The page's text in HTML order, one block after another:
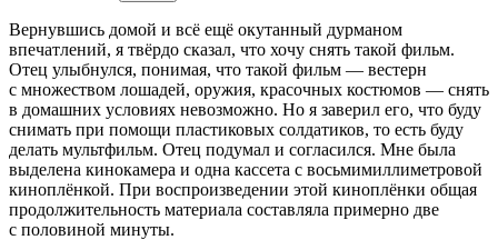
Вернувшись домой и всё ещё окутанный дурманом
впечатлений, я твёрдо сказал, что хочу снять такой фильм.
Отец улыбнулся, понимая, что такой фильм — вестерн
с множеством лошадей, оружия, красочных костюмов — снять
в домашних условиях невозможно. Но я заверил его, что буду
снимать при помощи пластиковых солдатиков, то есть буду
делать мультфильм. Отец подумал и согласился. Мне была
выделена кинокамера и одна кассета с восьмимиллиметровой
киноплёнкой. При воспроизведении этой киноплёнки общая
продолжительность материала составляла примерно две
с половиной минуты.